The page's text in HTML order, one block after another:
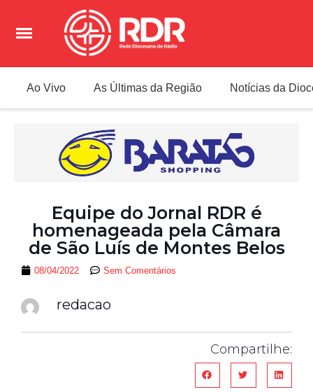
Ao Vivo As Últimas da Região Notícias da
Equipe do Jornal RDR é
homenageada pela Câmara
de São Luís de Montes Belos
08/04/2022 Sem Comentários
redacao
Compartilhe: